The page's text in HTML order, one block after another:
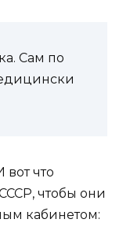
Сам по
вот что
чтобы они
кабинетом: